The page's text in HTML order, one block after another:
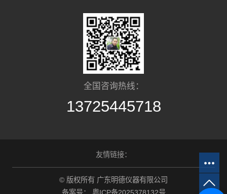
全国咨询热线：
13725445718
友情链接：
© 版权所有 广东明德仪器有限公司
备案号： 粤ICP备2025378132号